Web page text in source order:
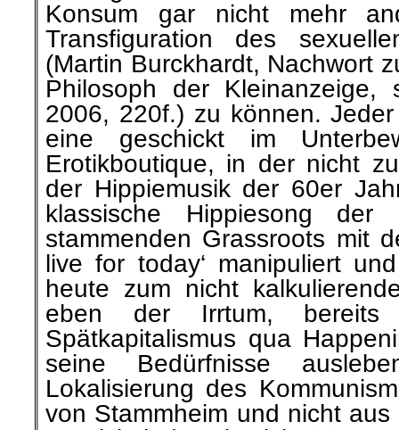
Konsum gar nicht mehr
Transfiguration des
(Martin Burckhardt, Nachwort
Philosoph der Kleinanzeige,
2006, 220f.) zu können.
eine geschickt im
Erotikboutique, in der nicht
der Hippiemusik der 60er
klassische Hippiesong
stammenden Grassroots mit
live for today‘ manipuliert
heute zum nicht
eben der Irrtum, bereits
Spätkapitalismus qua
seine Bedürfnisse
Lokalisierung des
von Stammheim und nicht